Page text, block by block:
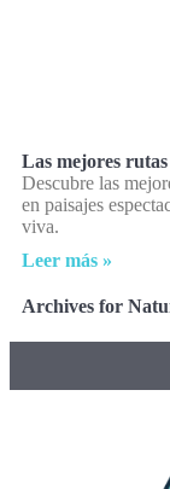
Las mejores rutas
Descubre las
en paisajes
viva.
Leer más »
Archives for